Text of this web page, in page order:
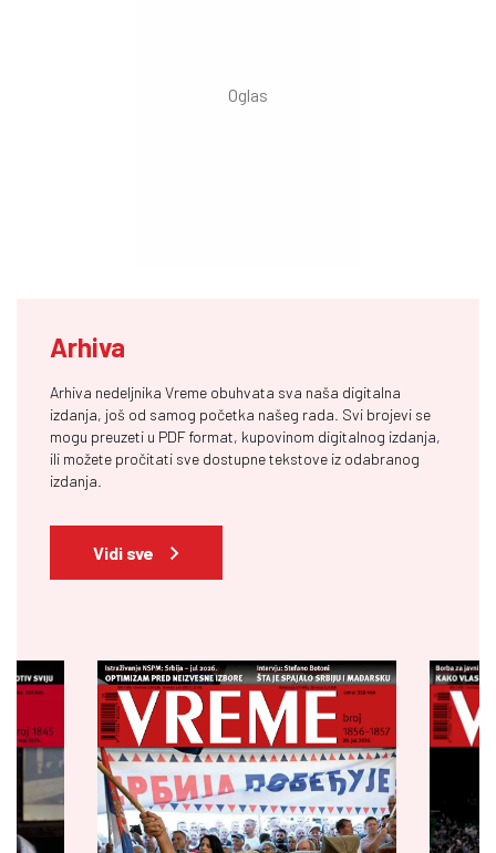
Arhiva
Arhiva nedeljnika Vreme obuhvata sva naša digitalna
izdanja, još od samog početka našeg rada. Svi brojevi se
mogu preuzeti u PDF format, kupovinom digitalnog izdanja,
ili možete pročitati sve dostupne tekstove iz odabranog
izdanja.
Vidi sve